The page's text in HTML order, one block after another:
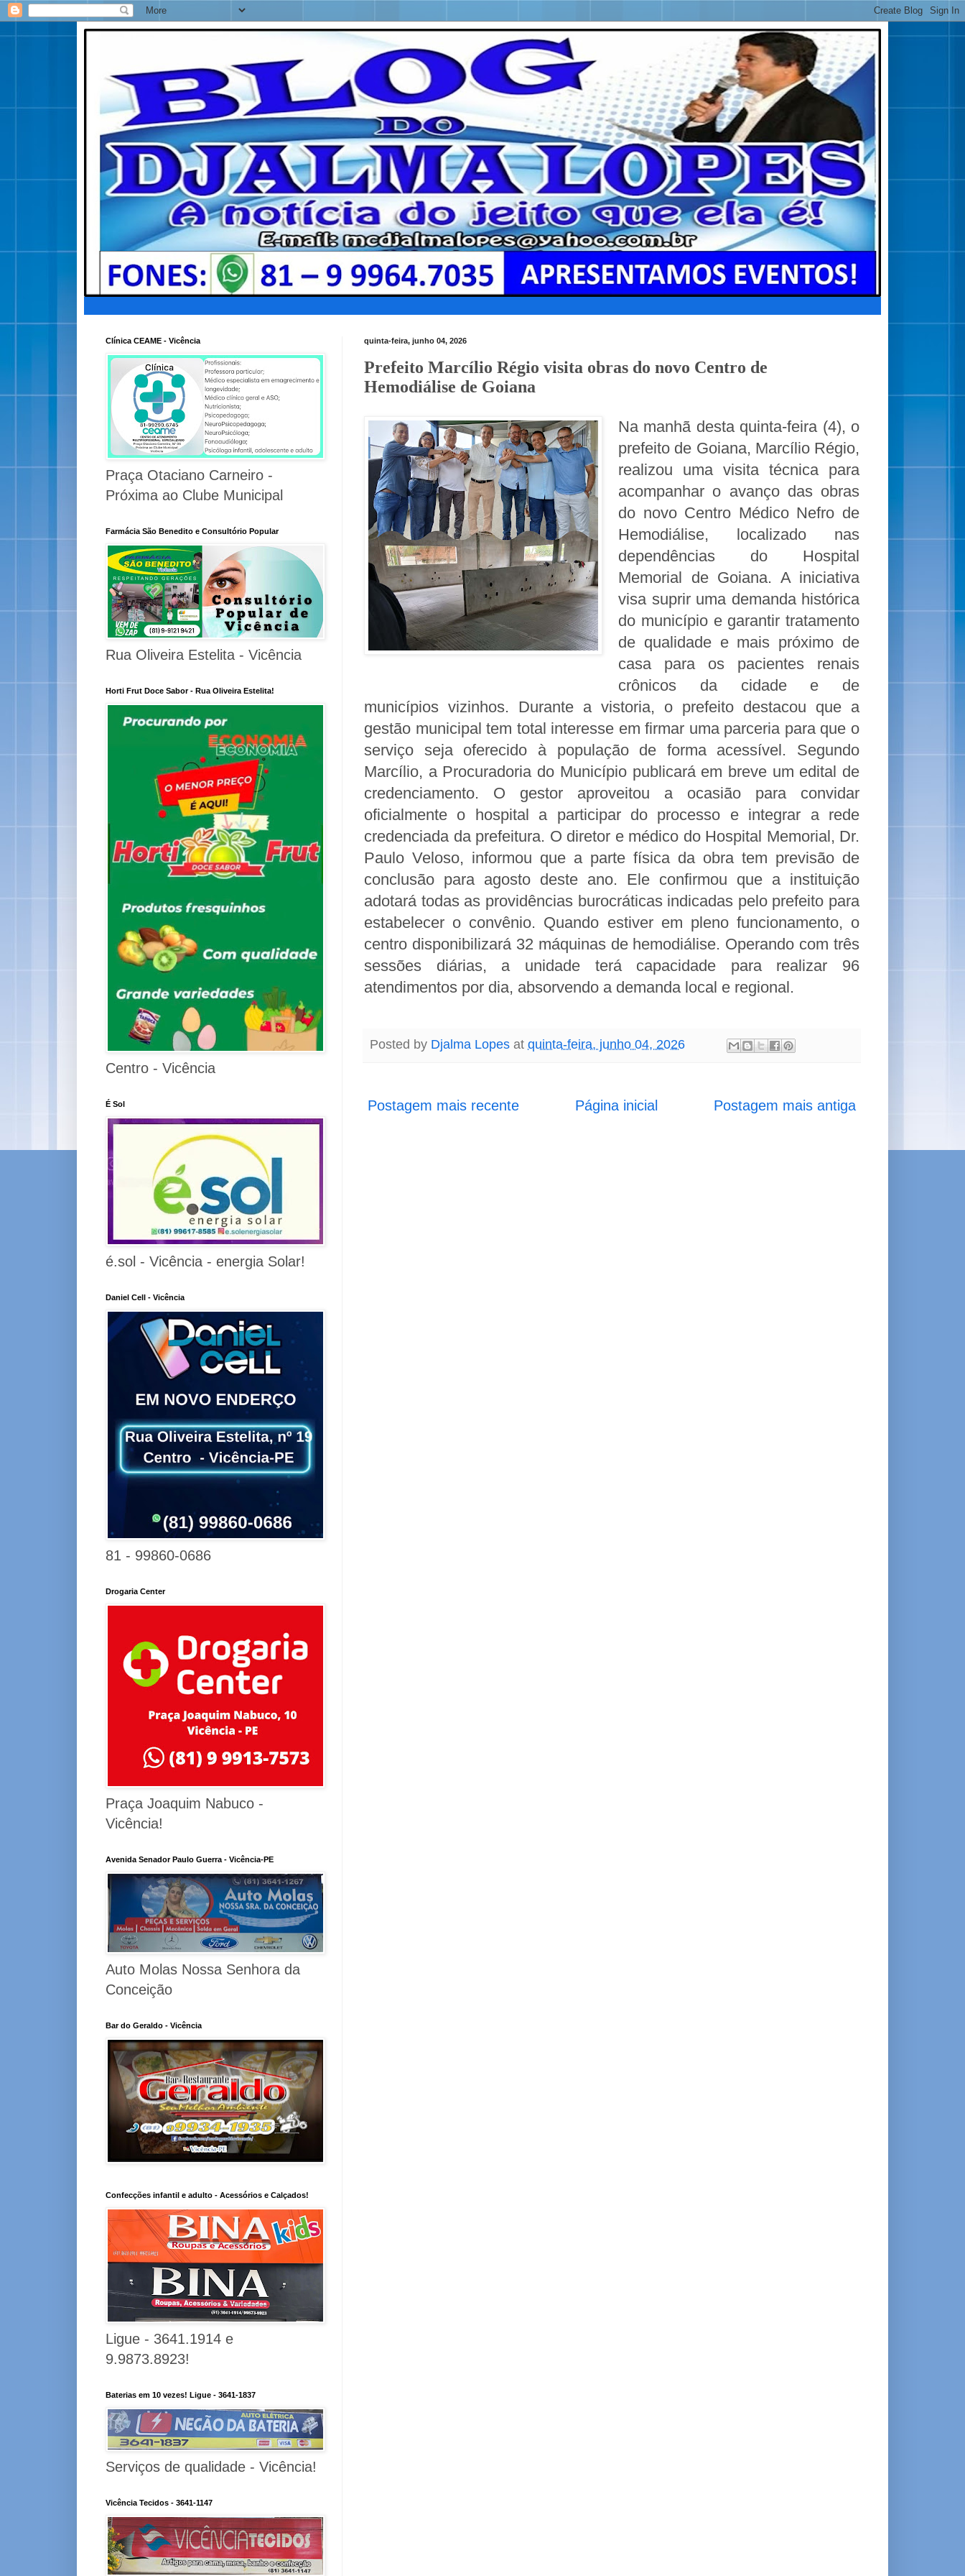
quinta-feira, junho 04, 2026
Prefeito Marcílio Régio visita obras do novo Centro de
Hemodiálise de Goiana
Na manhã desta quinta-feira (4), o
prefeito de Goiana, Marcílio Régio,
realizou uma visita técnica para
acompanhar o avanço das obras
do novo Centro Médico Nefro de
Hemodiálise, localizado nas
dependências do Hospital
Memorial de Goiana. A iniciativa
visa suprir uma demanda histórica
do município e garantir tratamento
de qualidade e mais próximo de
casa para os pacientes renais
crônicos da cidade e de
municípios vizinhos. Durante a vistoria, o prefeito destacou que a
gestão municipal tem total interesse em firmar uma parceria para que o
serviço seja oferecido à população de forma acessível. Segundo
Marcílio, a Procuradoria do Município publicará em breve um edital de
credenciamento. O gestor aproveitou a ocasião para convidar
oficialmente o hospital a participar do processo e integrar a rede
credenciada da prefeitura. O diretor e médico do Hospital Memorial, Dr.
Paulo Veloso, informou que a parte física da obra tem previsão de
conclusão para agosto deste ano. Ele confirmou que a instituição
adotará todas as providências burocráticas indicadas pelo prefeito para
estabelecer o convênio. Quando estiver em pleno funcionamento, o
centro disponibilizará 32 máquinas de hemodiálise. Operando com três
sessões diárias, a unidade terá capacidade para realizar 96
atendimentos por dia, absorvendo a demanda local e regional.
Posted by Djalma Lopes at quinta-feira, junho 04, 2026
Postagem mais recente Postagem mais antiga
Página inicial
Clínica CEAME - Vicência
Praça Otaciano Carneiro -
Próxima ao Clube Municipal
Farmácia São Benedito e Consultório Popular
Rua Oliveira Estelita - Vicência
Horti Frut Doce Sabor - Rua Oliveira Estelita!
Centro - Vicência
É Sol
é.sol - Vicência - energia Solar!
Daniel Cell - Vicência
81 - 99860-0686
Drogaria Center
Praça Joaquim Nabuco -
Vicência!
Avenida Senador Paulo Guerra - Vicência-PE
Auto Molas Nossa Senhora da
Conceição
Bar do Geraldo - Vicência
Confecções infantil e adulto - Acessórios e Calçados!
Ligue - 3641.1914 e
9.9873.8923!
Baterias em 10 vezes! Ligue - 3641-1837
Serviços de qualidade - Vicência!
Vicência Tecidos - 3641-1147